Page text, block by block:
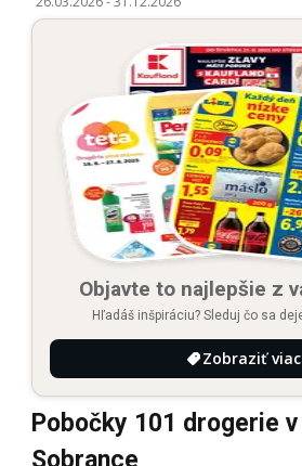
Objavte to najlepšie z
Hľadáš inšpiráciu? Sleduj čo sa
Zobraziť viac
Pobočky 101 drogerie
Sobrance